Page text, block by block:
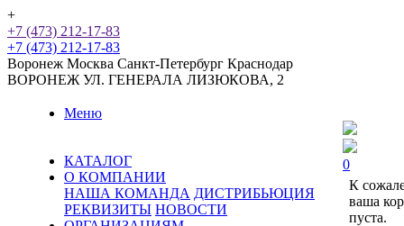
+
+7 (473) 212-17-83
+7 (473) 212-17-83
Воронеж Москва Санкт-Петербург Краснодар
ВОРОНЕЖ УЛ. ГЕНЕРАЛА ЛИЗЮКОВА, 2
Меню
КАТАЛОГ
О КОМПАНИИ
НАША КОМАНДА ДИСТРИБЬЮЦИЯ
РЕКВИЗИТЫ НОВОСТИ
0
К
ваша
пуста.